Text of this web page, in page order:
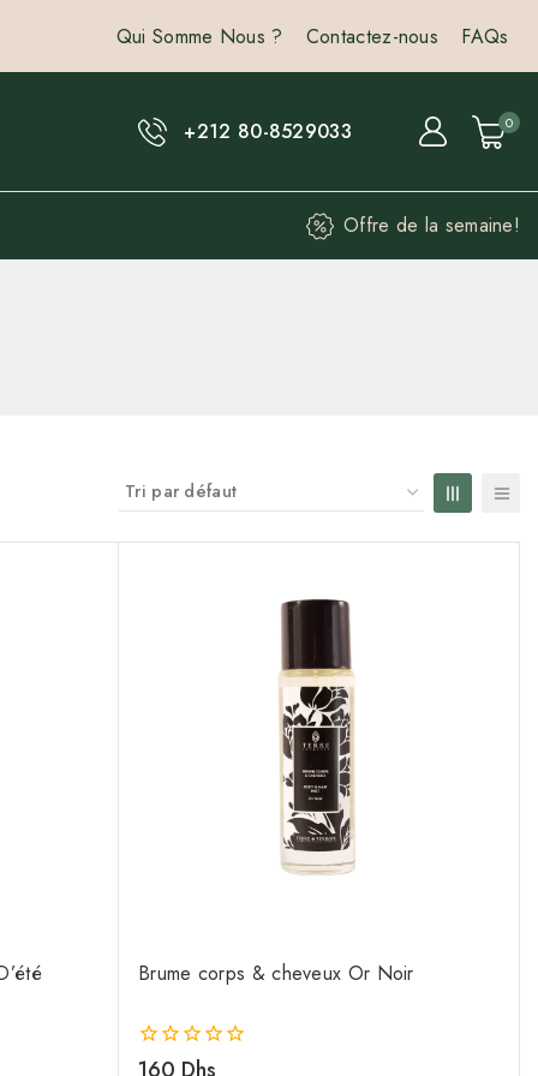
Qui Somme Nous ? Contactez-nous FAQs
+212 80-8529033 0
Offre de la semaine!
Brume corps & cheveux Or Noir
0